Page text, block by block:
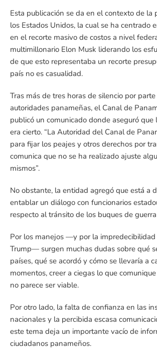
Esta publicación se da en el contexto de la
los Estados Unidos, la cual se ha centrado
en el recorte masivo de costos a nivel
multimillonario Elon Musk liderando los
de que esto representaba un recorte
país no es casualidad.
Tras más de tres horas de silencio por
autoridades panameñas, el Canal de
publicó un comunicado donde aseguró
era cierto. “La Autoridad del Canal de
para fijar los peajes y otros derechos por
comunica que no se ha realizado ajuste
mismos”.
No obstante, la entidad agregó que está a
entablar un diálogo con funcionarios
respecto al tránsito de los buques de
Por los manejos —y por la
Trump— surgen muchas dudas sobre qué
países, qué se acordó y cómo se llevaría a
momentos, creer a ciegas lo que
no parece ser viable.
Por otro lado, la falta de confianza en las
nacionales y la percibida escasa
este tema deja un importante vacío de
ciudadanos panameños.